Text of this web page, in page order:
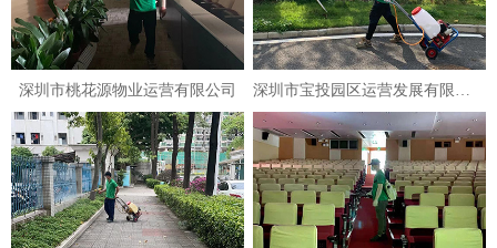
深圳市桃花源物业运营有限公司